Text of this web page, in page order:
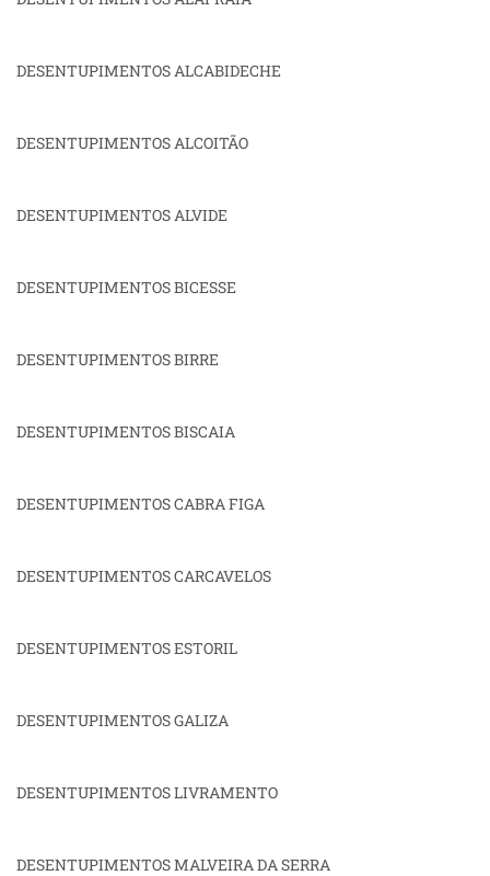
DESENTUPIMENTOS ALCABIDECHE
DESENTUPIMENTOS ALCOITÃO
DESENTUPIMENTOS ALVIDE
DESENTUPIMENTOS BICESSE
DESENTUPIMENTOS BIRRE
DESENTUPIMENTOS BISCAIA
DESENTUPIMENTOS CABRA FIGA
DESENTUPIMENTOS CARCAVELOS
DESENTUPIMENTOS ESTORIL
DESENTUPIMENTOS GALIZA
DESENTUPIMENTOS LIVRAMENTO
DESENTUPIMENTOS MALVEIRA DA SERRA